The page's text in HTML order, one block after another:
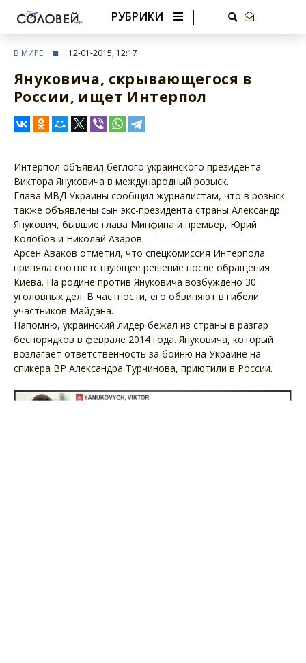
РУБРИКИ
В МИРЕ 12-01-2015, 12:17
Януковича, скрывающегося в
России, ищет Интерпол
Интерпол объявил беглого украинского президента
Виктора Януковича в международный розыск.
Глава МВД Украины сообщил журналистам, что в розыск
также объявлены сын экс-президента страны Александр
Янукович, бывшие глава Минфина и премьер, Юрий
Колобов и Николай Азаров.
Арсен Аваков отметил, что спецкомиссия Интерпола
приняла соответствующее решение после обращения
Киева. На родине против Януковича возбуждено 30
уголовных дел. В частности, его обвиняют в гибели
участников Майдана.
Напомню, украинский лидер бежал из страны в разгар
беспорядков в феврале 2014 года. Януковича, который
возлагает ответственность за бойню на Украине на
спикера ВР Александра Турчинова, приютили в России.